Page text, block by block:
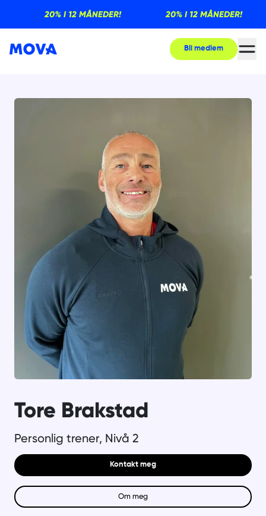
20% I 12 MÅNEDER! 20% I 12 MÅNEDER!
Bli medlem
Tore Brakstad
Personlig trener, Nivå 2
Kontakt meg
Om meg